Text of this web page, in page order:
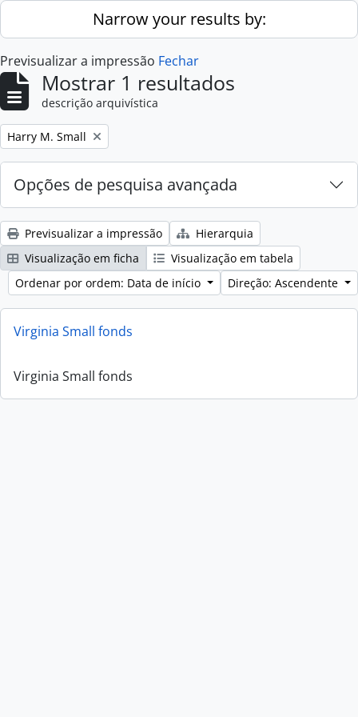
Skip to main contentNarrow your results by:
Previsualizar a impressão Fechar
Mostrar 1 resultados
descrição arquivística
Remove filter:
Harry M. Small
Opções de pesquisa avançada
Previsualizar a impressão
Hierarquia
Visualização em ficha
Visualização em tabela
Ordenar por ordem: Data de início
Direção: Ascendente
Virginia Small fonds
Virginia Small fonds